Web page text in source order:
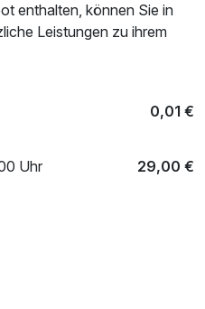
enthalten, können Sie in
Leistungen zu ihrem
0,01 €
Uhr 29,00 €
auf dem Zimmer